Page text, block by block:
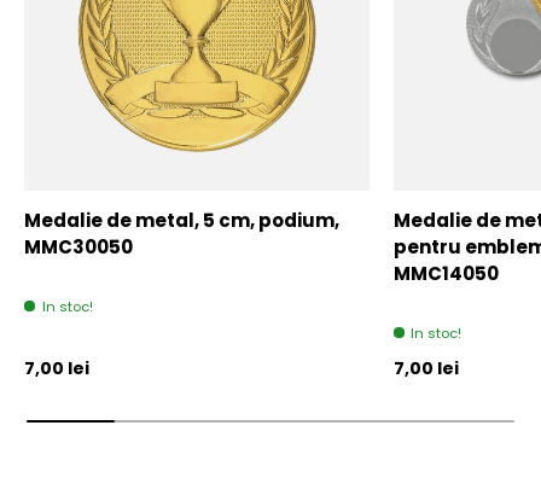
Medalie de metal, 5 cm, podium,
MMC30050
In stoc!
Pret initial
7,00 lei
Medalie de
pentru
MMC14050
In stoc!
Pret initial
7,00 lei